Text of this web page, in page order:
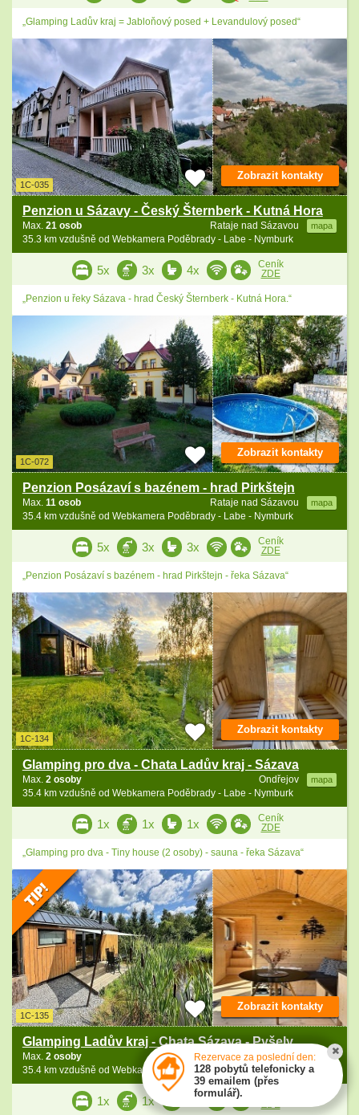
„Glamping Ladův kraj = Jabloňový posed + Levandulový posed“
1C-035
Penzion u Sázavy - Český Šternberk - Kutná Hora
Rataje nad Sázavou mapa
Max. 21 osob
35.3 km vzdušně od Webkamera Poděbrady - Labe - Nymburk
Zobrazit kontakty
5x 3x 4x
Ceník
ZDE
„Penzion u řeky Sázava - hrad Český Šternberk - Kutná Hora.“
1C-072
Penzion Posázaví s bazénem - hrad Pirkštejn
Rataje nad Sázavou mapa
Max. 11 osob
35.4 km vzdušně od Webkamera Poděbrady - Labe - Nymburk
Zobrazit kontakty
5x 3x 3x
Ceník
ZDE
„Penzion Posázaví s bazénem - hrad Pirkštejn - řeka Sázava“
1C-134
Glamping pro dva - Chata Ladův kraj - Sázava
Ondřejov mapa
Max. 2 osoby
35.4 km vzdušně od Webkamera Poděbrady - Labe - Nymburk
Zobrazit kontakty
1x 1x 1x
Ceník
ZDE
„Glamping pro dva - Tiny house (2 osoby) - sauna - řeka Sázava“
1C-135
Glamping Ladův kraj - Chata Sázava - Pyšely
Ondřejov mapa
Max. 2 osoby
35.4 km vzdušně od Webkamera Poděbrady - Labe - Nymburk
Zobrazit kontakty
1x 1x 1x
ZDE
Rezervace za poslední den:
128 pobytů telefonicky a
39 emailem (přes
formulář).